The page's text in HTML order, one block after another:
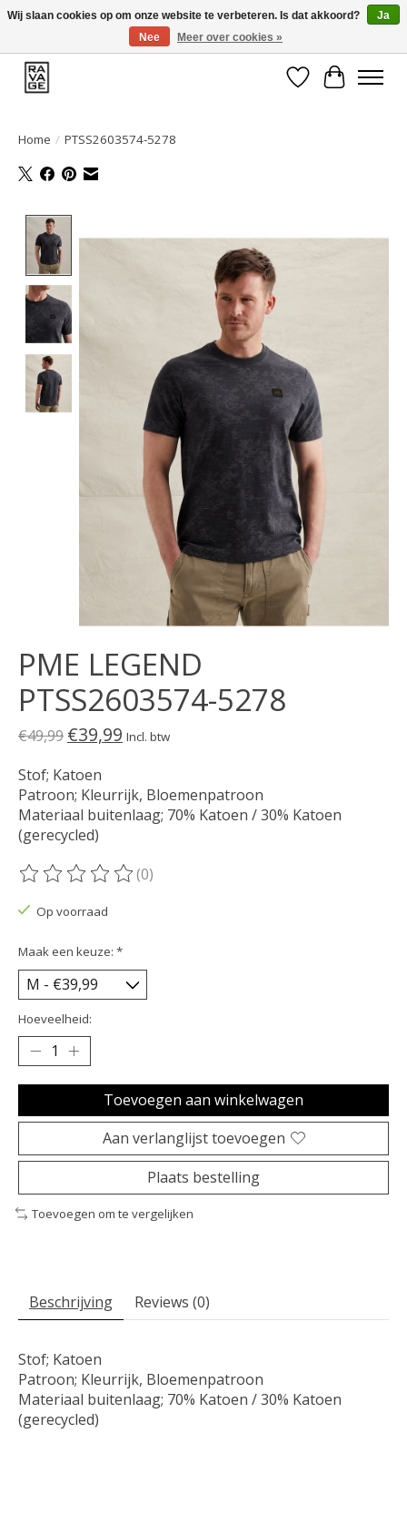
EEN GROOT ASSORTIMENT VAN TOP MERKEN!
Verlanglijst
Home / PTSS2603574-5278
PME LEGEND
PTSS2603574-5278
€49,99 €39,99 Incl. btw
Stof; Katoen
Patroon; Kleurrijk, Bloemenpatroon
Materiaal buitenlaag; 70% Katoen / 30% Katoen
(gerecycled)
De beoordeling van dit product is
(0)
Op voorraad
Maak een keuze: *
Hoeveelheid:
Toevoegen aan winkelwagen
Aan verlanglijst toevoegen
Plaats bestelling
Toevoegen om te vergelijken
Beschrijving Reviews (0)
Stof; Katoen
Patroon; Kleurrijk, Bloemenpatroon
Materiaal buitenlaag; 70% Katoen / 30% Katoen
(gerecycled)
Wij slaan cookies op om onze website te verbeteren. Is dat akkoord?
Ja
Nee
Meer over cookies »